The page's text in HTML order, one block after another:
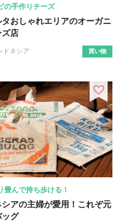
の手作りチーズ
おしゃれエリアのオーガニ
ズ店
ドネシア 買い物
畳んで持ち歩ける！
シアの主婦が愛用！これぞ元
ッグ